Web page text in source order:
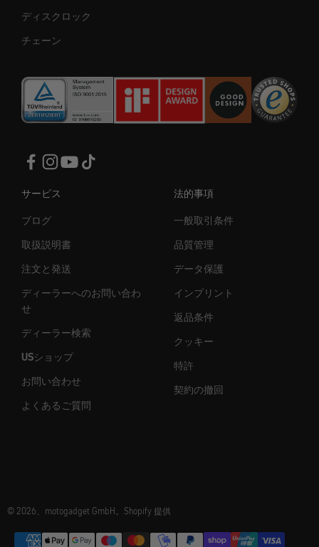
ディスクロック
チェーン
サービス
ブログ
取扱説明書
注文と発送
ディーラーへのお問い合わ
せ
ディーラー検索
USショップ
お問い合わせ
よくあるご質問
法的事項
一般取引条件
品質管理
データ保護
インプリント
返品条件
クッキー
特許
契約の撤回
© 2026、motogadget GmbH。Shopify 提供